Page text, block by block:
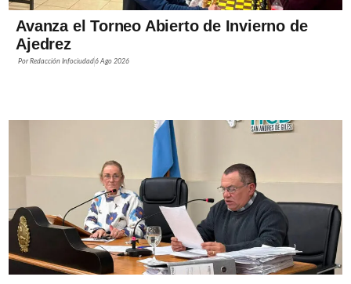
Avanza el Torneo Abierto de Invierno de
Ajedrez
PorRedacción Infociudad6 Ago 2026